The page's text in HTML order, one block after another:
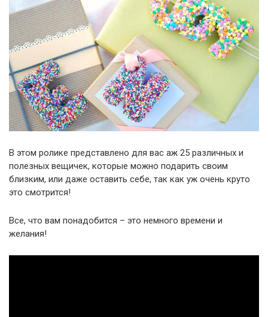
В этом ролике представлено для вас аж 25 различных и
полезных вещичек, которые можно подарить своим
близким, или даже оставить себе, так как уж очень круто
это смотрится!
Все, что вам понадобится – это немного времени и
желания!